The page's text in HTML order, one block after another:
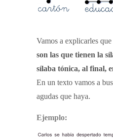
Vamos a explicarles que
son las que tienen la
sílaba tónica, al final,
En un texto vamos a
agudas que haya.
Ejemplo: